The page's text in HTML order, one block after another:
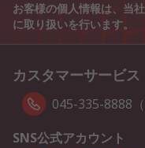
お客様の個人情報は、当
に取り扱いを行います。
カスタマーサービス
045-335-8888
SNS公式アカウント